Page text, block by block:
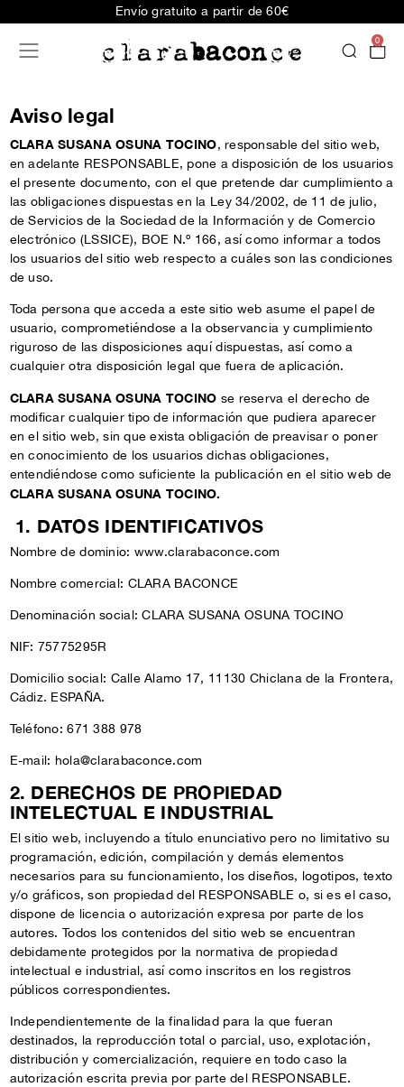
Envío gratuito a partir de 60€
0
Aviso legal
CLARA SUSANA OSUNA TOCINO, responsable del sitio web,
en adelante RESPONSABLE, pone a disposición de los usuarios
el presente documento, con el que pretende dar cumplimiento a
las obligaciones dispuestas en la Ley 34/2002, de 11 de julio,
de Servicios de la Sociedad de la Información y de Comercio
electrónico (LSSICE), BOE N.º 166, así como informar a todos
los usuarios del sitio web respecto a cuáles son las condiciones
de uso.
Toda persona que acceda a este sitio web asume el papel de
usuario, comprometiéndose a la observancia y cumplimiento
riguroso de las disposiciones aquí dispuestas, así como a
cualquier otra disposición legal que fuera de aplicación.
CLARA SUSANA OSUNA TOCINO se reserva el derecho de
modificar cualquier tipo de información que pudiera aparecer
en el sitio web, sin que exista obligación de preavisar o poner
en conocimiento de los usuarios dichas obligaciones,
entendiéndose como suficiente la publicación en el sitio web de
CLARA SUSANA OSUNA TOCINO.
1. DATOS IDENTIFICATIVOS
Nombre de dominio: www.clarabaconce.com
Nombre comercial: CLARA BACONCE
Denominación social: CLARA SUSANA OSUNA TOCINO
NIF: 75775295R
Domicilio social: Calle Alamo 17, 11130 Chiclana de la Frontera,
Cádiz. ESPAÑA.
Teléfono: 671 388 978
E-mail: hola@clarabaconce.com
2. DERECHOS DE PROPIEDAD
INTELECTUAL E INDUSTRIAL
El sitio web, incluyendo a título enunciativo pero no limitativo su
programación, edición, compilación y demás elementos
necesarios para su funcionamiento, los diseños, logotipos, texto
y/o gráficos, son propiedad del RESPONSABLE o, si es el caso,
dispone de licencia o autorización expresa por parte de los
autores. Todos los contenidos del sitio web se encuentran
debidamente protegidos por la normativa de propiedad
intelectual e industrial, así como inscritos en los registros
públicos correspondientes.
Independientemente de la finalidad para la que fueran
destinados, la reproducción total o parcial, uso, explotación,
distribución y comercialización, requiere en todo caso la
autorización escrita previa por parte del RESPONSABLE.